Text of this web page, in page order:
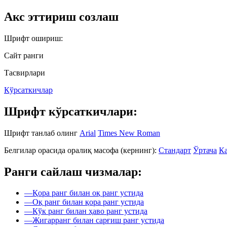
Акс эттириш созлаш
Шрифт ошириш:
Сайт ранги
Тасвирлари
Кўрсаткичлар
Шрифт кўрсаткичлари:
Шрифт танлаб олинг Arial Times New Roman
Белгилар орасида оралиқ масофа (кернинг): Стандарт Ўртача
Ранги сайлаш чизмалар:
—Қора ранг билан оқ ранг устида
—Оқ ранг билан қора ранг устида
—Кўк ранг билан ҳаво ранг устида
—Жигарранг билан сарғиш ранг устида